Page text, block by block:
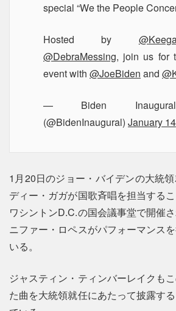
special “We the People
Hosted by
@DebraMessing, join us for
event with @JoeBiden and
— Biden Inaugural
(@BidenInaugural) January
1月20日のジョー・バイデンの大統
ディー・ガガが国歌斉唱を担当するこ
ワシントンD.C.の国会議事堂で開催
ニファー・ロペスがパフォーマンス
いる。
ジャスティン・ティンバーレイクも
た曲を大統領就任にあたって披露す